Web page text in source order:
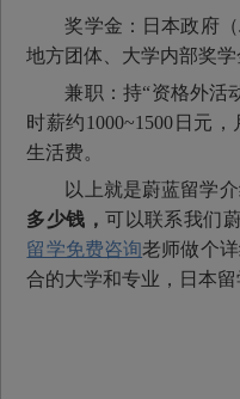
奖学金：日本政府（
地方团体、大学内部奖学
兼职：持“资格外活
时薪约1000~1500日元
生活费。
以上就是蔚蓝留学
多少钱， 可以联系我们
留学免费咨询老师做个
合的大学和专业，日本